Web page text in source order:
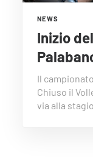
NEWS
Inizio
Il
Chiuso il
via alla